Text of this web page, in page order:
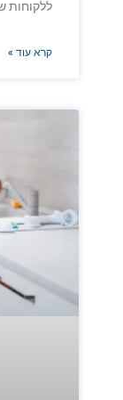
ללקוחות
קרא עוד »